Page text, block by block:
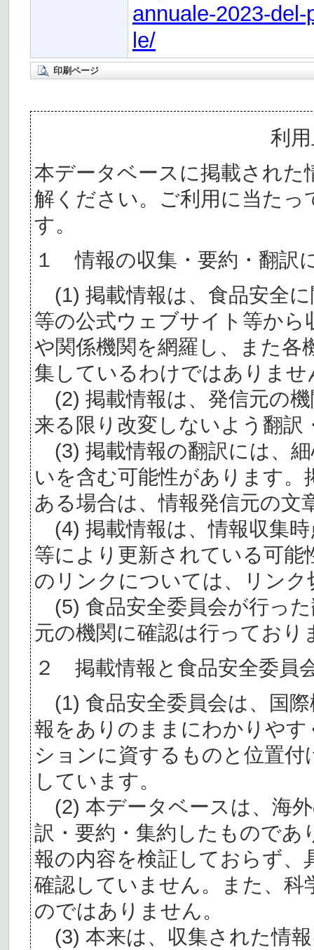
annuale-2023-
le/
印刷ページ
利
本データベースに掲載された
解ください。ご利用に当た
す。
１ 情報の収集・要約・翻訳
(1) 掲載情報は、食品安全
等の公式ウェブサイト等か
や関係機関を網羅し、また各
集しているわけではありませ
(2) 掲載情報は、発信元の
来る限り改変しないよう翻訳
(3) 掲載情報の翻訳には、
いを含む可能性があります。
ある場合は、情報発信元の文
(4) 掲載情報は、情報収集
等により更新されている可
のリンクについては、リン
(5) 食品安全委員会が行っ
元の機関に確認は行っており
２ 掲載情報と食品安全委員
(1) 食品安全委員会は、国
報をありのままにわかりや
ションに資するものと位置
しています。
(2) 本データベースは、海
訳・要約・集約したものであ
報の内容を検証しておらず、
確認していません。また、
のではありません。
(3) 本来は、収集された情